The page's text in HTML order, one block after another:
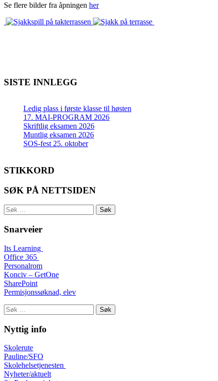
Se flere bilder fra åpningen her
SISTE INNLEGG
Ledig plass i første klasse til høsten
17. MAI-PROGRAM 2026
Skriftlig eksamen 2026
Muntlig eksamen 2026
SOS-fest 25. oktober
STIKKORD
SØK PÅ NETTSIDEN
Søk
etter:
Snarveier
Its Learning
Office 365
Personalrom
Konciv – GetOne
SharePoint
Permisjonssøknad, elev
Søk
etter:
Nyttig info
Skolerute
Pauline/SFO
Skolehelsetjenesten
Nyheter/aktuelt